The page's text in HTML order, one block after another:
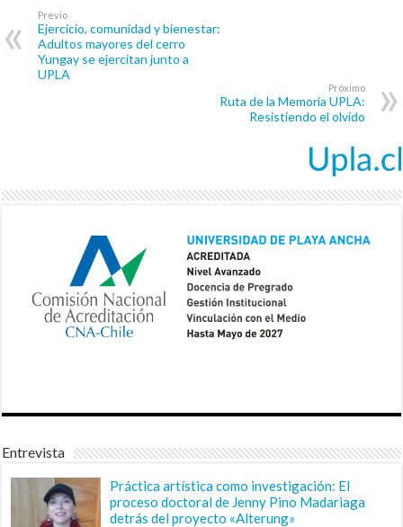
Previo
Ejercicio, comunidad y bienestar:
Adultos mayores del cerro
Yungay se ejercitan junto a
UPLA
Próximo
Ruta de la Memoria UPLA:
Resistiendo el olvido
Entrevista
Práctica artística como investigación: El
proceso doctoral de Jenny Pino Madariaga
detrás del proyecto «Alterung»